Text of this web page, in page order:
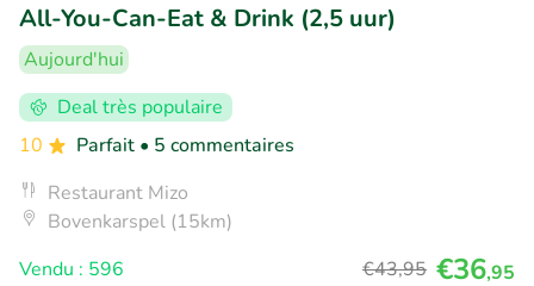
All-You-Can-Eat & Drink (2,5 uur)
Aujourd'hui
Deal très populaire
10
Parfait • 5 commentaires
Restaurant Mizo
Bovenkarspel (15km)
Vendu : 596
€43,95 €36,95